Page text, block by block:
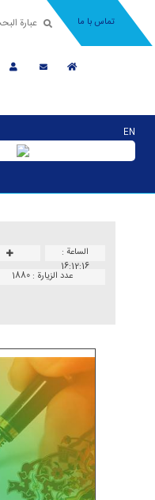
تماس با ما
EN
الساعة :
16:12:16
عدد الزیارة : 1880